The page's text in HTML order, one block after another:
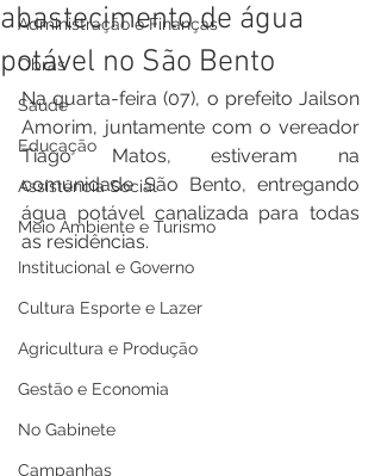
Administração e Finanças
Obras
Saúde
Educação
Assistência Social
Meio Ambiente e Turismo
Institucional e Governo
Cultura Esporte e Lazer
Agricultura e Produção
Gestão e Economia
No Gabinete
Campanhas
abastecimento de água
potável no São Bento
Na quarta-feira (07), o prefeito Jailson
Amorim, juntamente com o vereador
Tiago Matos, estiveram na
comunidade São Bento, entregando
água potável canalizada para todas
as residências.